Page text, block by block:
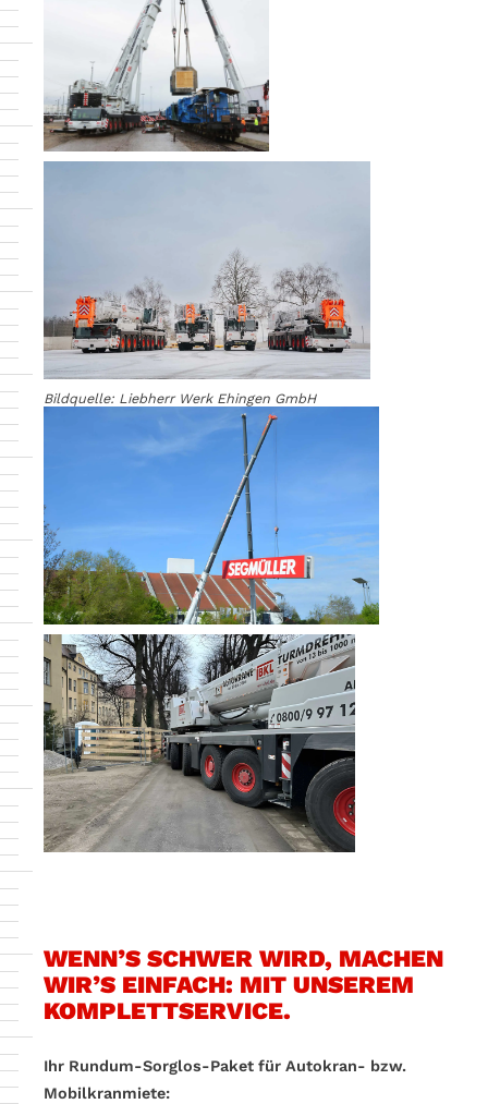
Bildquelle: Liebherr Werk Ehingen GmbH
WENN’S SCHWER WIRD, MACHEN
WIR’S EINFACH: MIT UNSEREM
KOMPLETTSERVICE.
Ihr Rundum-Sorglos-Paket für Autokran- bzw.
Mobilkranmiete: